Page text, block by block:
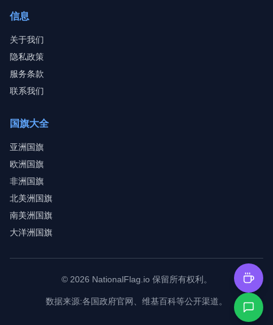
信息
关于我们
隐私政策
服务条款
联系我们
国旗大全
亚洲国旗
欧洲国旗
非洲国旗
北美洲国旗
南美洲国旗
大洋洲国旗
© 2026 NationalFlag.io 保留所有权利。
数据来源:各国政府官网、维基百科等公开渠道。